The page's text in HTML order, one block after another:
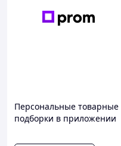
Персональные товарные
подборки в приложении